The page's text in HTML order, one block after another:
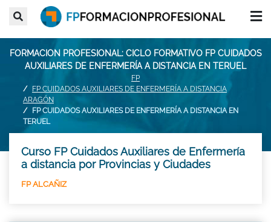
FORMACION PROFESIONAL: CICLO FORMATIVO FP CUIDADOS
AUXILIARES DE ENFERMERÍA A DISTANCIA EN TERUEL
FP
FP CUIDADOS AUXILIARES DE ENFERMERÍA A DISTANCIA
ARAGÓN
FP CUIDADOS AUXILIARES DE ENFERMERÍA A DISTANCIA EN
TERUEL
Curso FP Cuidados Auxiliares de Enfermería
a distancia por Provincias y Ciudades
FP ALCAÑIZ